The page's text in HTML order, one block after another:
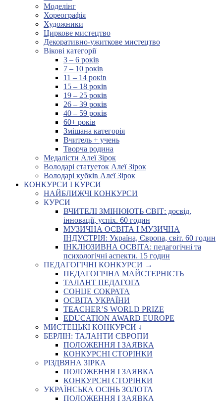
Моделінг
Хореографія
Художники
Циркове мистецтво
Декоративно-ужиткове мистецтво
Вікові категорії
3 – 6 років
7 – 10 років
11 – 14 років
15 – 18 років
19 – 25 років
26 – 39 років
40 – 59 років
60+ років
Змішана категорія
Вчитель + учень
Творча родина
Медалісти Алеї Зірок
Володарі статуеток Алеї Зірок
Володарі кубків Алеї Зірок
КОНКУРСИ І КУРСИ
НАЙБЛИЖЧІ КОНКУРСИ
КУРСИ
ВЧИТЕЛІ ЗМІНЮЮТЬ СВІТ: досвід,
інновації, успіх. 60 годин
МУЗИЧНА ОСВІТА І МУЗИЧНА
ІНДУСТРІЯ: Україна, Європа, світ. 60 годин
ІНКЛЮЗИВНА ОСВІТА: педагогічні та
психологічні аспекти. 15 годин
ПЕДАГОГІЧНІ КОНКУРСИ →
ПЕДАГОГІЧНА МАЙСТЕРНІСТЬ
ТАЛАНТ ПЕДАГОГА
СОНЦЕ СОКРАТА
ОСВІТА УКРАЇНИ
TEACHER’S WORLD PRIZE
EDUCATION AWARD EUROPE
МИСТЕЦЬКІ КОНКУРСИ ↓
БЕРЛІН: ТАЛАНТИ ЄВРОПИ
ПОЛОЖЕННЯ І ЗАЯВКА
КОНКУРСНІ СТОРІНКИ
РІЗДВЯНА ЗІРКА
ПОЛОЖЕННЯ І ЗАЯВКА
КОНКУРСНІ СТОРІНКИ
УКРАЇНСЬКА ОСІНЬ ЗОЛОТА
ПОЛОЖЕННЯ І ЗАЯВКА